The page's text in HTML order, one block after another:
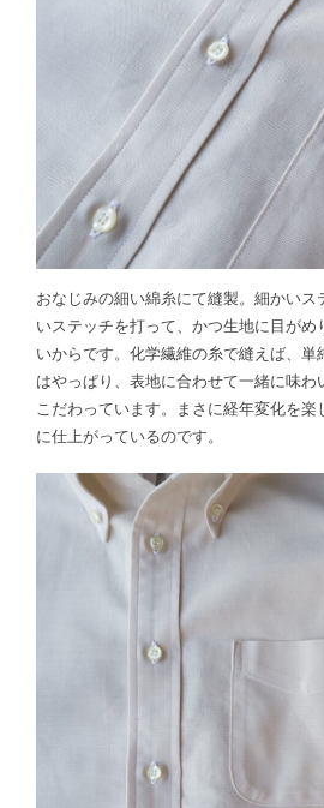
おなじみの細い綿糸にて縫製。細かいス
いステッチを打って、かつ生地に目が
いからです。化学繊維の糸で縫えば、単
はやっぱり、表地に合わせて一緒に味わ
こだわっています。まさに経年変化を
に仕上がっているのです。